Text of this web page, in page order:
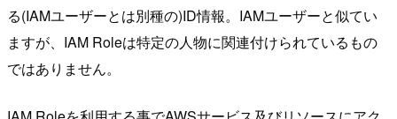
る(IAMユーザーとは別種の)ID情報。IAMユーザーと似てい
ますが、IAM Roleは特定の人物に関連付けられているもの
ではありません。